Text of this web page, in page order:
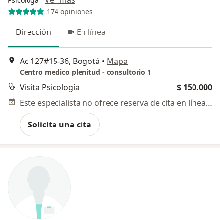
174 opiniones
Dirección En línea
Ac 127#15-36, Bogotá • Mapa
Centro medico plenitud - consultorio 1
Visita Psicología
$ 150.000
Este especialista no ofrece reserva de cita en línea en esta dirección.
Solicita una cita